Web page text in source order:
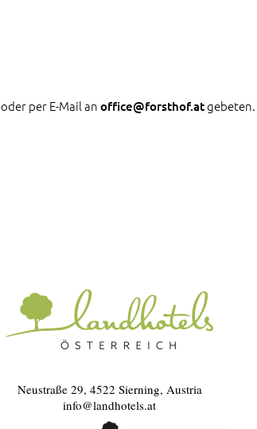
oder per E-Mail an office@forsthof.atgebeten.
Neustraße 29, 4522 Sierning, Austria
info@landhotels.at